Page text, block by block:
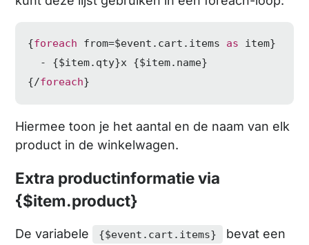
{foreach from=$event.cart.items as item}
  - {$item.qty}x {$item.name}
{/foreach}
Hiermee toon je het aantal en de naam van elk
product in de winkelwagen.
Extra productinformatie via
{$item.product}
De variabele {$event.cart.items}
bevat een